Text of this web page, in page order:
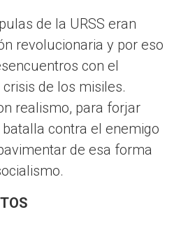
de la URSS eran
revolucionaria y por eso
con el
de los misiles.
realismo, para forjar
contra el enemigo
de esa forma